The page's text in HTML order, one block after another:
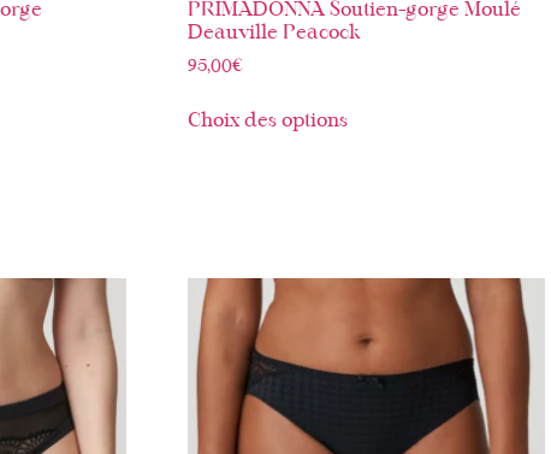
PRIMADONNA Soutien-gorge Moulé
Deauville Peacock
95,00€
Choix des options